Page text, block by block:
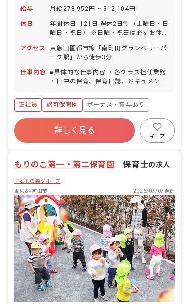
給与 月給278,952円 ~ 312,104円
休日
年間休日: 121日 週休2日制（土曜日・日
曜日・祝日） ※日曜・祝日は必ずお休み
でお休みが可能です。 【年間休日121日
／リフレッシュ休暇含む】 リフレッシュ
休暇（6日間） ※入職してすぐ取得で
きます。 年末年始休暇（12/29～1/3）
度が高い為、職員の満足度も高いのが当
法人の特徴です。 慶弔休暇 産前産後・
育児休暇（取得率100％・復帰率90％）
介護・看護休暇 ※お休みの相談もしやす
く自由に取れることで職員の満足度が高
アクセス
東急田園都市線「南町田グランベリーパ
ーク駅」から徒歩3分
仕事内容
■具体的な仕事内容 ・各クラス担任業務
・日中の保育、保育日誌、ドキュメンテ
ど ・保育計画の作成（年案、月案、週
案） ・行事や係などの準備 ・保護者対
応や子育て支援に向けての準備 ■保育理
念 子ども1人ひとりを大切にして、温か
い愛情のこもった保育を行ない、保護者
や地域から信頼される保育園を目指す。
「やさしいこころ」「がまんづよいこ」
い、1人ひとりの個性を大切に伸ばして
正社員 認可保育園
ボーナス・賞与あり
寮・住宅・家賃補助あり
社会保険完備
福利厚生充実
退職金制度
詳しく見る
キープ
もりのこ第一・第二保育園 ｜保育士の求人
子どもの森グループ
東京都/町田市
2026/07/07更新